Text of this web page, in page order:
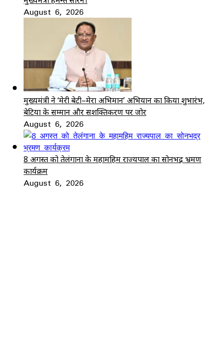
August 6, 2026
मुख्यमंत्री ने ‘मेरी बेटी–मेरा अभिमान’ अभियान का किया शुभारंभ,
बेटियों के सम्मान और सशक्तिकरण पर जोर
August 6, 2026
8 अगस्त को तेलंगाना के महामहिम राज्यपाल का सोनभद्र भ्रमण
कार्यक्रम
August 6, 2026